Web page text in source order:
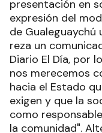
presentación en
expresión del
de Gualeguaychú
reza un
Diario El Día, por
nos merecemos
hacia el Estado
exigen y que la
como
la comunidad".